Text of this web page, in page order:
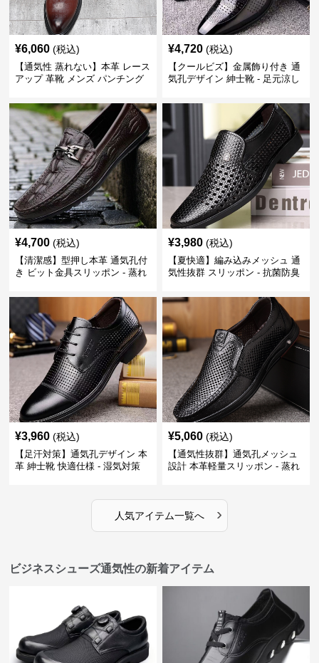
¥6,060 (税込)
【通気性 蒸れない】本革 レース
アップ 革靴 メンズ パンチング
い 営業
¥4,720 (税込)
【クールビズ】金属飾り付き 通
気孔デザイン 紳士靴 - 足元涼し
¥4,700 (税込)
【清潔感】型押し本革 通気孔付
き ビット金具スリッポン - 蒸れ
¥3,980 (税込)
【夏快適】編み込みメッシュ 通
気性抜群 スリッポン - 抗菌防臭
¥3,960 (税込)
【足汗対策】通気孔デザイン 本
革 紳士靴 快適仕様 - 湿気対策
¥5,060 (税込)
【通気性抜群】通気孔メッシュ
設計 本革軽量スリッポン - 蒸れ
人気アイテム一覧へ ›
ビジネスシューズ通気性の新着アイテム